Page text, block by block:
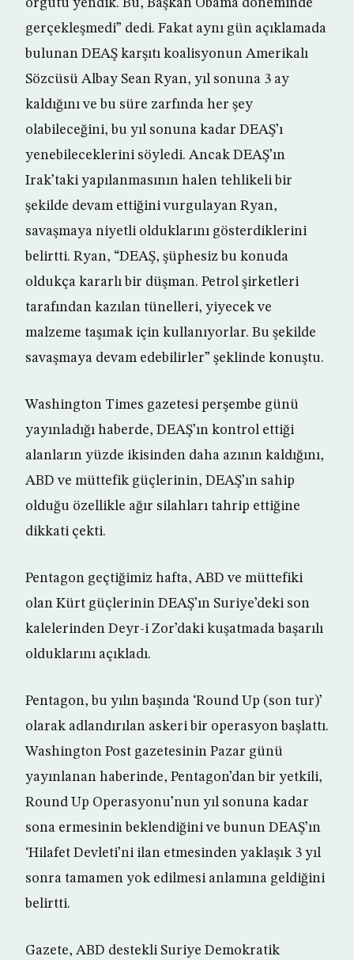
örgütü yendik. Bu, Başkan Obama döneminde
gerçekleşmedi” dedi. Fakat aynı gün açıklamada
bulunan DEAŞ karşıtı koalisyonun Amerikalı
Sözcüsü Albay Sean Ryan, yıl sonuna 3 ay
kaldığını ve bu süre zarfında her şey
olabileceğini, bu yıl sonuna kadar DEAŞ’ı
yenebileceklerini söyledi. Ancak DEAŞ’ın
Irak’taki yapılanmasının halen tehlikeli bir
şekilde devam ettiğini vurgulayan Ryan,
savaşmaya niyetli olduklarını gösterdiklerini
belirtti. Ryan, “DEAŞ, şüphesiz bu konuda
oldukça kararlı bir düşman. Petrol şirketleri
tarafından kazılan tünelleri, yiyecek ve
malzeme taşımak için kullanıyorlar. Bu şekilde
savaşmaya devam edebilirler” şeklinde konuştu.
Washington Times gazetesi perşembe günü
yayınladığı haberde, DEAŞ’ın kontrol ettiği
alanların yüzde ikisinden daha azının kaldığını,
ABD ve müttefik güçlerinin, DEAŞ’ın sahip
olduğu özellikle ağır silahları tahrip ettiğine
dikkati çekti.
Pentagon geçtiğimiz hafta, ABD ve müttefiki
olan Kürt güçlerinin DEAŞ’ın Suriye’deki son
kalelerinden Deyr-i Zor’daki kuşatmada başarılı
olduklarını açıkladı.
Pentagon, bu yılın başında ‘Round Up (son tur)’
olarak adlandırılan askeri bir operasyon başlattı.
Washington Post gazetesinin Pazar günü
yayınlanan haberinde, Pentagon’dan bir yetkili,
Round Up Operasyonu’nun yıl sonuna kadar
sona ermesinin beklendiğini ve bunun DEAŞ’ın
‘Hilafet Devleti’ni ilan etmesinden yaklaşık 3 yıl
sonra tamamen yok edilmesi anlamına geldiğini
belirtti.
Gazete, ABD destekli Suriye Demokratik